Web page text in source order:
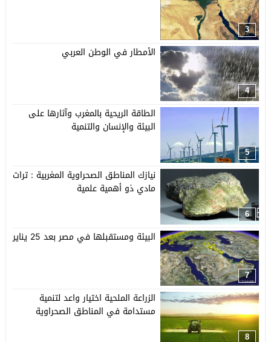
3
4
الأمطار في الوطن العربي
5
الطاقة الريحية بالمغرب وآثارها على
البيئة والإنسان والتنمية
6
نيازك المناطق الصحراوية المغربية : تراث
مادي ذو أهمية علمية
7
البيئة ومستقبلها في مصر بعد 25 يناير
8
الزراعة الملحية اختيار واعد لتنمية
مستدامة في المناطق الصحراوية